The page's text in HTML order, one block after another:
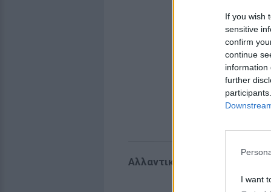
If you wish
sensitive
confirm
continue
information
further
I want
Αλλαντική τοξίνη